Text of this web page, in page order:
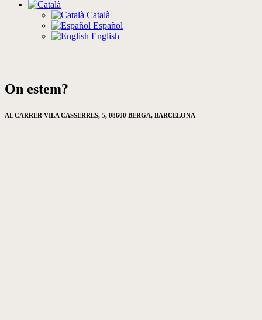
Català
Español
English
On estem?
AL CARRER VILA CASSERRES, 5, 08600 BERGA, BARCELONA